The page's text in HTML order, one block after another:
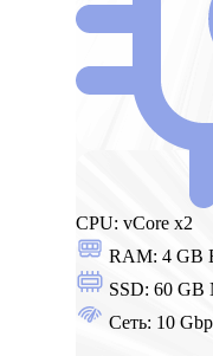
CPU: vCore x2
RAM: 4 GB
SSD: 60 GB
Сеть: 10